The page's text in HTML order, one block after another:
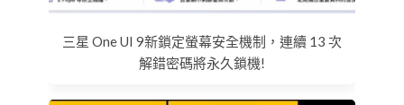
三星 One UI 9新鎖定螢幕安全機制，連續 13 次
解錯密碼將永久鎖機!